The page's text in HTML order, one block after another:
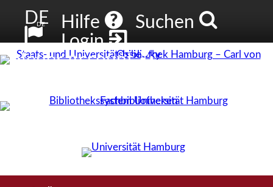
DE
DE Hilfe
Suchen
Login
Neuer Account